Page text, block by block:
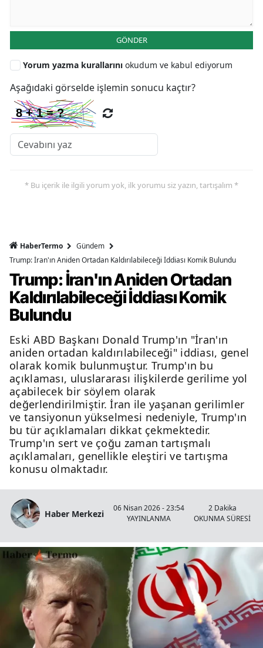
GÖNDER
Yorum yazma kurallarını okudum ve kabul ediyorum
Aşağıdaki görselde işlemin sonucu kaçtır?
* Bu içerik ile ilgili yorum yok, ilk yorumu siz yazın, tartışalım *
HaberTermo
Gündem
Trump: İran'ın Aniden Ortadan Kaldırılabileceği İddiası Komik Bulundu
Trump: İran'ın Aniden Ortadan
Kaldırılabileceği İddiası Komik
Bulundu
Eski ABD Başkanı Donald Trump'ın "İran'ın
aniden ortadan kaldırılabileceği" iddiası, genel
olarak komik bulunmuştur. Trump'ın bu
açıklaması, uluslararası ilişkilerde gerilime yol
açabilecek bir söylem olarak
değerlendirilmiştir. İran ile yaşanan gerilimler
ve tansiyonun yükselmesi nedeniyle, Trump'ın
bu tür açıklamaları dikkat çekmektedir.
Trump'ın sert ve çoğu zaman tartışmalı
açıklamaları, genellikle eleştiri ve tartışma
konusu olmaktadır.
Haber Merkezi
06 Nisan 2026 - 23:54
YAYINLANMA
2 Dakika
OKUNMA SÜRESİ